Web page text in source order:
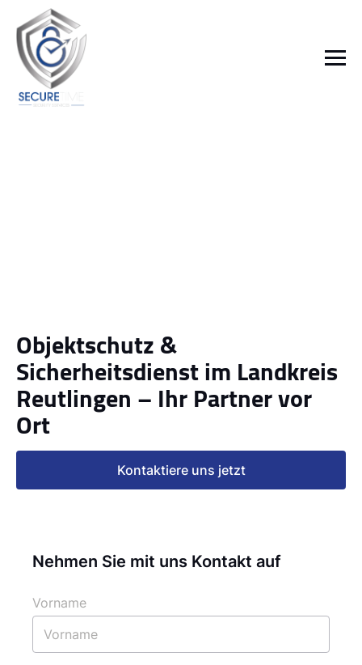
Objektschutz &
Sicherheitsdienst im Landkreis
Reutlingen – Ihr Partner vor
Ort
Kontaktiere uns jetzt
Nehmen Sie mit uns Kontakt auf
Vorname